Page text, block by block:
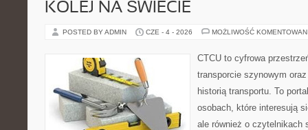
KOLEJ NA ŚWIECIE
POSTED BY ADMIN CZE - 4 - 2026 MOŻLIWOŚĆ
CTCU to cyfrowa
transporcie szynowym
historią transportu. To
osobach, które interesują
ale również o czytelnikach